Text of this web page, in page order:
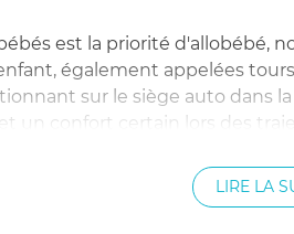
est la priorité d'allobébé,
également appelées
sur le siège auto
un confort certain lors des
écharpe. Il vous suffit alors
tête bébé par chers et tours
LIRE LA